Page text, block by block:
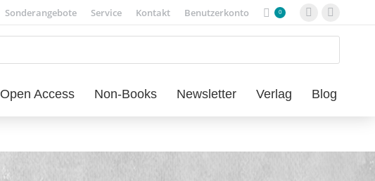
Sonderangebote Service Kontakt Benutzerkonto 0
Facebook
page
new
page
new
Open Access Non-Books Newsletter Verlag Blog